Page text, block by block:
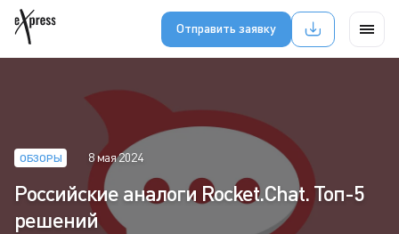
Отправить заявку
ОБЗОРЫ 8 мая 2024
Российские аналоги Rocket.Chat. Топ-5
решений